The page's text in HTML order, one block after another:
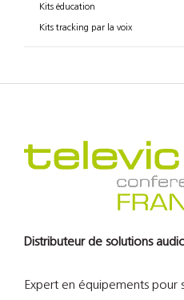
Kits éducation
Kits tracking par la voix
Distributeur de solutions
Expert en équipements pour